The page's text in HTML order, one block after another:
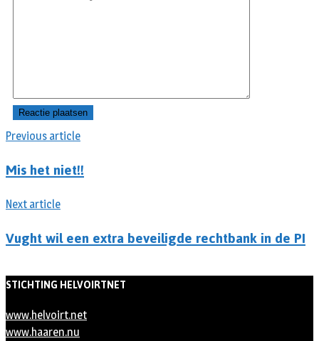
Previous article
Mis het niet!!
Next article
Vught wil een extra beveiligde rechtbank in de PI
STICHTING HELVOIRTNET
www.helvoirt.net
www.haaren.nu